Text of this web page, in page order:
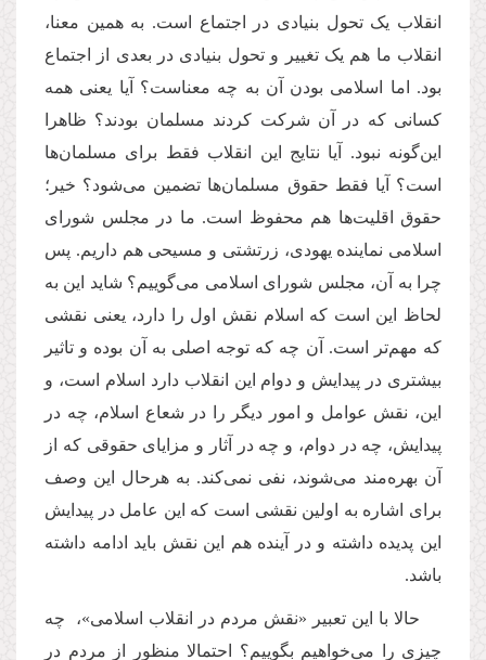
انقلاب یک تحول بنیادی در اجتماع است. به همین معنا،
انقلاب ما هم یک تغییر و تحول بنیادی در بعدی از اجتماع
بود. اما اسلامی بودن آن به چه معناست؟ آیا یعنی همه
کسانی که در آن شرکت کردند مسلمان بودند؟ ظاهرا
این‌گونه نبود. آیا نتایج این انقلاب فقط برای مسلمان‌ها
است؟ آیا فقط حقوق مسلمان‌ها تضمین می‌شود؟ خیر؛
حقوق اقلیت‌ها هم محفوظ است. ما در مجلس شورای
اسلامی نماینده یهودی، زرتشتی و مسیحی هم داریم. پس
چرا به آن، مجلس شورای اسلامی می‌گوییم؟ شاید این به
لحاظ این است که اسلام نقش اول را دارد، یعنی نقشی
که مهم‌تر است. آن چه که توجه اصلی به آن بوده و تاثیر
بیشتری در پیدایش و دوام این انقلاب دارد اسلام است، و
این، نقش عوامل و امور دیگر را در شعاع اسلام، چه در
پیدایش، چه در دوام، و چه در آثار و مزایای حقوقی که از
آن بهره‌مند می‌شوند، نفی نمی‌کند. به هرحال این وصف
برای اشاره به اولین نقشی است که این عامل در پیدایش
این پدیده داشته و در آینده هم این نقش باید ادامه داشته
باشد.
حالا با این تعبیر «نقش مردم در انقلاب اسلامی»، چه
چیزی را می‌خواهیم بگوییم؟ احتمالا منظور از مردم در